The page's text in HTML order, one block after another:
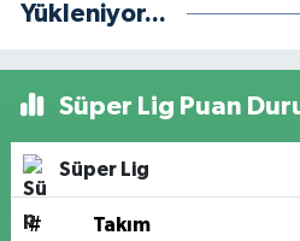
Yükleniyor...
Süper Lig Puan
Süper Lig
# Takım